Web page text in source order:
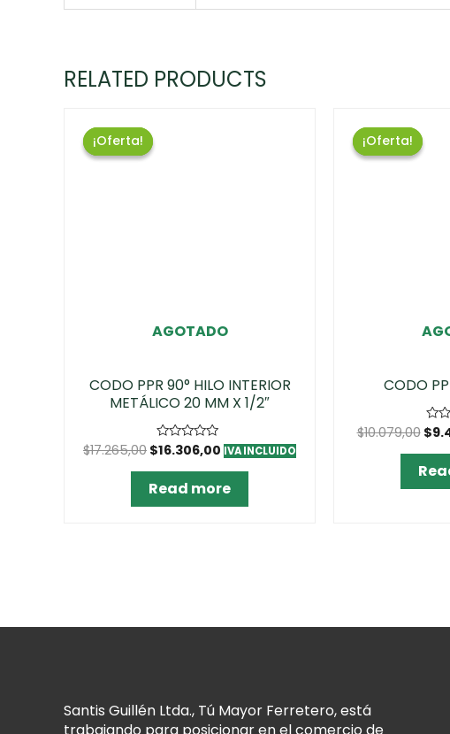
RELATED PRODUCTS
¡Oferta!
AGOTADO
¡Oferta!
CODO PPR 90° HILO INTERIOR
METÁLICO 20 MM X 1/2″
Rated
out
of
5
$17.265,00 $16.306,00 IVA INCLUIDO
Read more
¡Oferta!
¡Oferta!
CODO
0
out
of
5
$10.079,00 $
Santis Guillén Ltda., Tú Mayor Ferretero, está